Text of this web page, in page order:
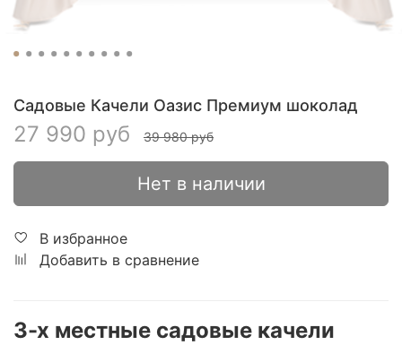
Садовые Качели Оазис Премиум шоколад
27 990 руб 39 980 руб
Нет в наличии
В избранное
Добавить в сравнение
3-х местные садовые качели